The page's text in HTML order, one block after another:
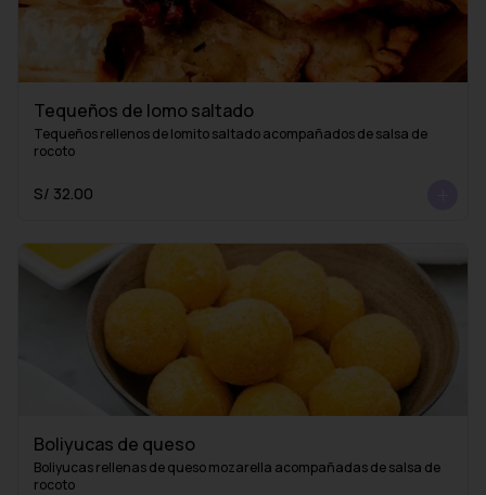
Tequeños de lomo saltado
Tequeños rellenos de lomito saltado acompañados de salsa de
rocoto
S/ 32.00
Boliyucas de queso
Boliyucas rellenas de queso mozarella acompañadas de salsa de
rocoto